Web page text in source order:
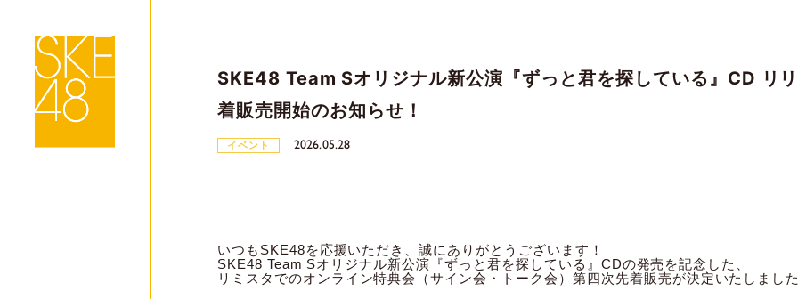
SKE48 Team Sオリジナル新公演『ずっと君を探している』CD リ
着販売開始のお知らせ！
イベント 2026.05.28
いつもSKE48を応援いただき、誠にありがとうございます！
SKE48 Team Sオリジナル新公演『ずっと君を探している』CDの発売を記念した、
リミスタでのオンライン特典会（サイン会・トーク会）第四次先着販売が決定いたしまし